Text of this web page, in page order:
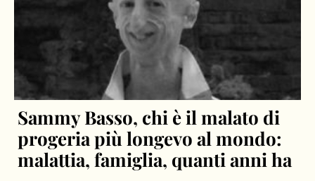
Sammy Basso, chi è il malato di
progeria più longevo al mondo:
malattia, famiglia, quanti anni ha